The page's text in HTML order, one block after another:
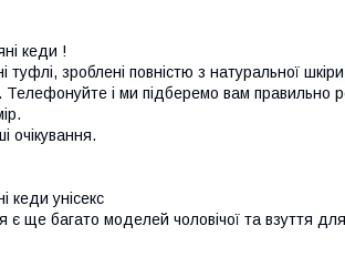
кеди !
туфлі, зроблені повністю з натуральної
Телефонуйте і ми підберемо вам правильно
очікування.
кеди унісекс
є ще багато моделей чоловічої та взуття для